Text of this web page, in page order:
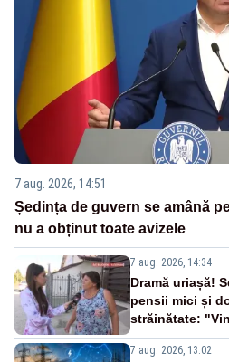
7 aug. 2026, 14:51
Ședința de guvern se amână
nu a obținut toate avizele
7 aug. 2026, 14:34
Dramă uriașă!
pensii mici și
străinătate:
7 aug. 2026, 13:02